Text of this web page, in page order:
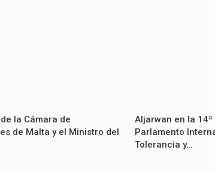
la Cámara de
de Malta y el Ministro del
Aljarwan en la
Parlamento
Tolerancia y…